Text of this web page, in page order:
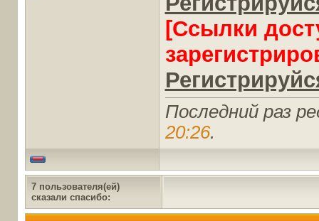
[Ссылки
Последний раз
20:26.
7 пользователя(ей)
сказали cпасибо: